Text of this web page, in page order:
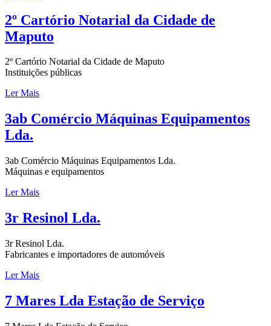
2º Cartório Notarial da Cidade de
Maputo
2º Cartório Notarial da Cidade de Maputo
Instituições públicas
Ler Mais
3ab Comércio Máquinas Equipamentos
Lda.
3ab Comércio Máquinas Equipamentos Lda.
Máquinas e equipamentos
Ler Mais
3r Resinol Lda.
3r Resinol Lda.
Fabricantes e importadores de automóveis
Ler Mais
7 Mares Lda Estação de Serviço